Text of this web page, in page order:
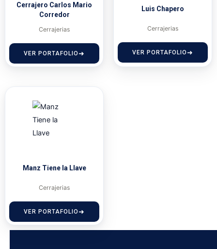
Cerrajero Carlos Mario
Corredor
Cerrajerias
VER PORTAFOLIO
Luis Chapero
Cerrajerias
VER PORTAFOLIO
Manz Tiene la Llave
Cerrajerias
VER PORTAFOLIO